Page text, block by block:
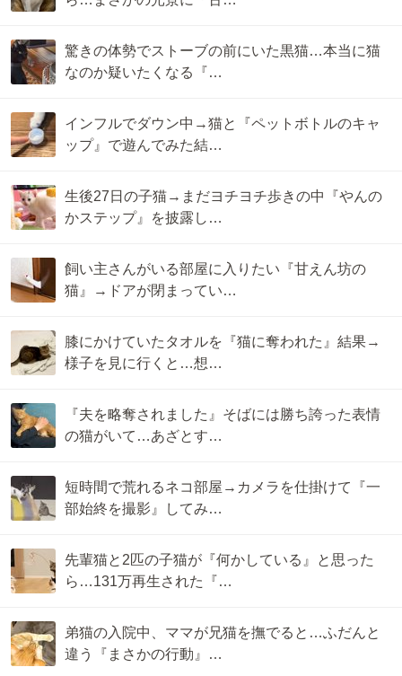
驚きの体勢でストーブの前にいた黒猫…本当に猫
なのか疑いたくなる『…
インフルでダウン中→猫と『ペットボトルのキャ
ップ』で遊んでみた結…
生後27日の子猫→まだヨチヨチ歩きの中『やんの
かステップ』を披露し…
飼い主さんがいる部屋に入りたい『甘えん坊の
猫』→ドアが閉まってい…
膝にかけていたタオルを『猫に奪われた』結果→
様子を見に行くと…想…
『夫を略奪されました』そばには勝ち誇った表情
の猫がいて…あざとす…
短時間で荒れるネコ部屋→カメラを仕掛けて『一
部始終を撮影』してみ…
先輩猫と2匹の子猫が『何かしている』と思った
ら…131万再生された『…
弟猫の入院中、ママが兄猫を撫でると…ふだんと
違う『まさかの行動』…